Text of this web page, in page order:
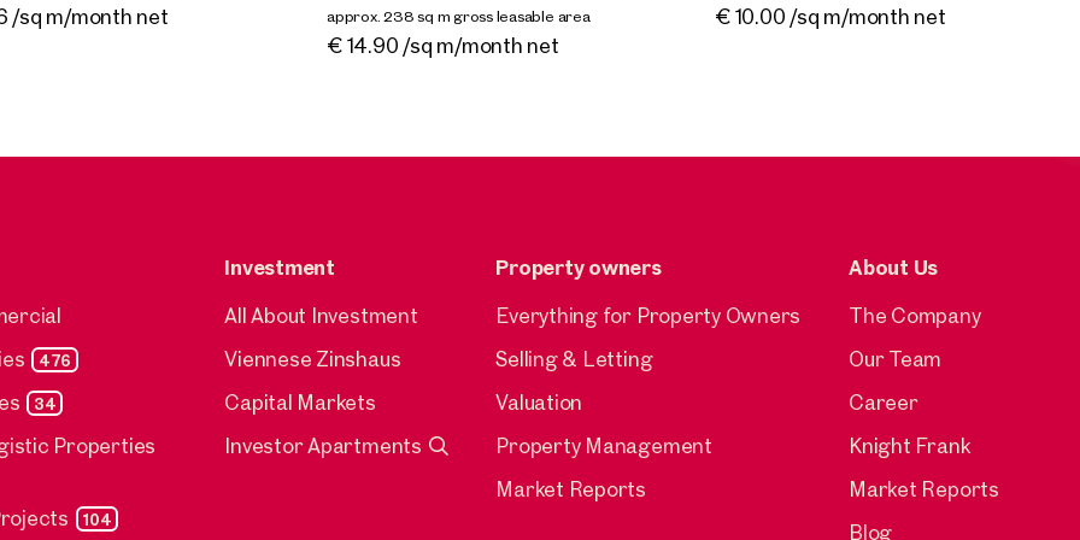
By arrangement
/sq m net
Available By arrangement
€ 14.90 /sq m/month net
Q1 2024
/sq m/month net
approx. 238 sq m gross leasable area
Available By arrangement
€ 14.90 /sq m/month net
Available April 2021
€ 10.00 /sq m/month net
476
34
Properties
104
Investment
All About Investment
Viennese Zinshaus
Capital Markets
Investor Apartments
Property owners
Everything for Property Owners
Selling & Letting
Valuation
Property Management
Market Reports
About Us
The Company
Our Team
Career
Knight Frank
Market Reports
Blog